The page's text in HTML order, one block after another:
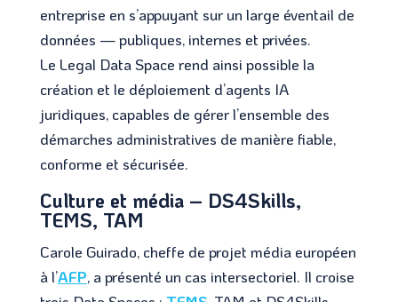
entreprise en s’appuyant sur un large éventail de
données — publiques, internes et privées.
Le Legal Data Space rend ainsi possible la
création et le déploiement d’agents IA
juridiques, capables de gérer l’ensemble des
démarches administratives de manière fiable,
conforme et sécurisée.
Culture et média – DS4Skills,
TEMS, TAM
Carole Guirado, cheffe de projet média européen
à l’AFP, a présenté un cas intersectoriel. Il croise